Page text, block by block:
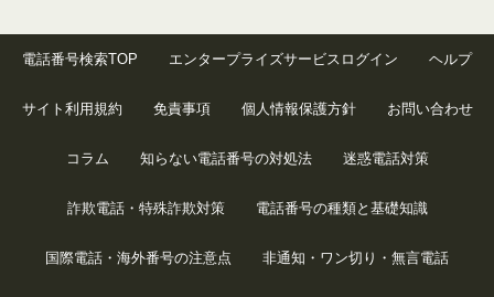
電話番号検索TOP エンタープライズサービスログイン ヘルプ
サイト利用規約 免責事項 個人情報保護方針 お問い合わせ
コラム 知らない電話番号の対処法 迷惑電話対策
詐欺電話・特殊詐欺対策 電話番号の種類と基礎知識
国際電話・海外番号の注意点 非通知・ワン切り・無言電話